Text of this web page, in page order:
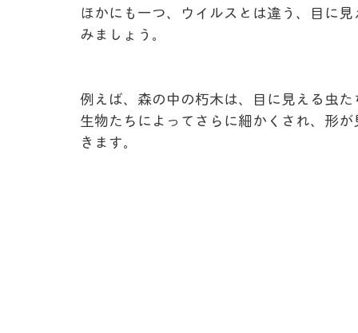
ほかにも一つ、ウイルスとは違う、目に
みましょう。
例えば、森の中の朽木は、目に見える虫
生物たちによってさらに細かくされ、形
きます。